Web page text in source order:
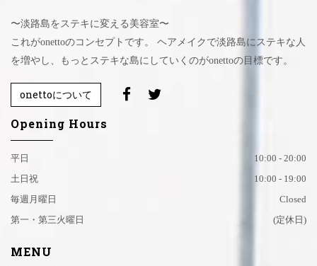
〜淡路島をステキに変える美容室〜
これがonettoのコンセプトです。 ヘアメイクで淡路島にステキな人
を増やし、もっとステキな島にしていくのがonettoの目標です。
onettoについて
Opening Hours
平日
10:00 - 20:00
土日祝
10:00 - 19:00
毎週月曜日
Closed
第一・第三火曜日
(定休日)
MENU